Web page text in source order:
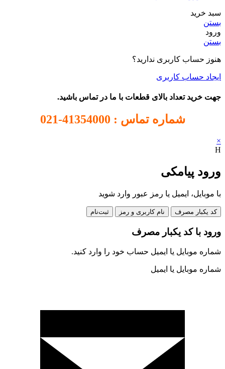
سبد خرید
بستن
ورود
بستن
هنوز حساب کاربری ندارید؟
ایجاد حساب کاربری
جهت خرید تعداد بالای قطعات با ما در تماس باشید.
شماره تماس : 41354000-021
×
H
ورود پیامکی
با موبایل، ایمیل یا رمز عبور وارد شوید
کد یکبار مصرف نام کاربری و رمز ثبت‌نام
ورود با کد یکبار مصرف
شماره موبایل یا ایمیل حساب خود را وارد کنید.
شماره موبایل یا ایمیل